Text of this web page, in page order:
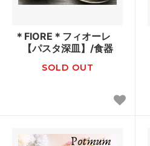
＊FIORE＊フィオーレ
【パスタ深皿】/食器
SOLD OUT